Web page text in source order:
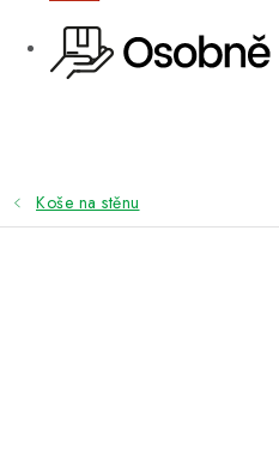
Koše na stěnu